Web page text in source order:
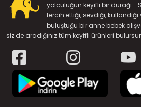
yolculuğun keyifli bir durağı...
tercih ettiği, sevdiği,
buluştuğu bir anne bebek
siz de aradığınız tüm keyifli ürünleri